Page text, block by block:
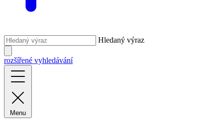
Hledaný výraz
rozšířené vyhledávání
Menu